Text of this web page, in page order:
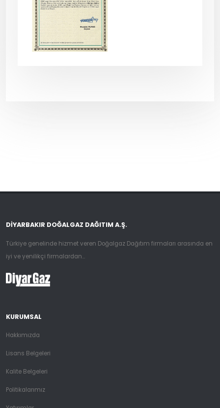
DIYARBAKIR DOĞALGAZ DAĞITIM A.Ş.
Türkiye genelinde hizmet veren Doğalgaz Dağıtım firmaları arasında en
iyi ve yenilikçi firmalardan...
KURUMSAL
Hakkımızda
Lisans Belgeleri
Kalite Belgeleri
Politikalarımız